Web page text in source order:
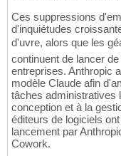
Ces suppressions
d'inquiétudes
d'uvre, alors que les
continuent de lancer
entreprises. Anthropic
modèle Claude afin
tâches administratives
conception et à la
éditeurs de logiciels
lancement par
Cowork.